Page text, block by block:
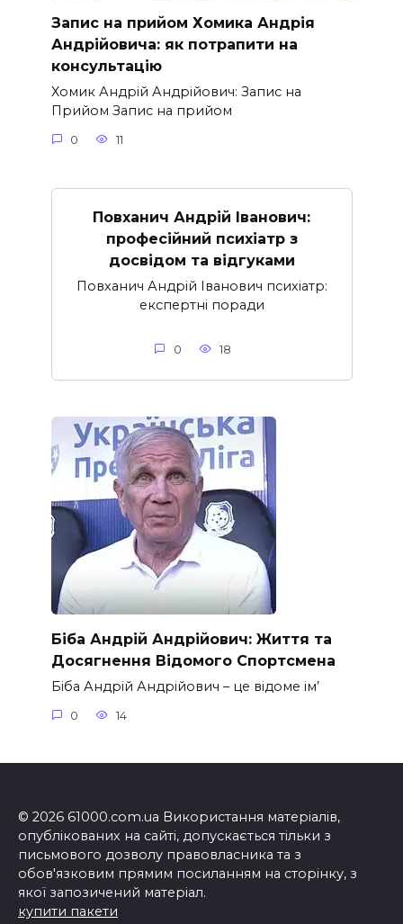
Запис на прийом Хомика Андрія
Андрійовича: як потрапити на
консультацію
Хомик Андрій Андрійович: Запис на
Прийом Запис на прийом
0 11
Повханич Андрій Іванович:
професійний психіатр з
досвідом та відгуками
Повханич Андрій Іванович психіатр:
експертні поради
0 18
Біба Андрій Андрійович: Життя та
Досягнення Відомого Спортсмена
Біба Андрій Андрійович – це відоме ім’
0 14
© 2026 61000.com.ua Використання матеріалів,
опублікованих на сайті, допускається тільки з
письмового дозволу правовласника та з
обов'язковим прямим посиланням на сторінку, з
якої запозичений матеріал.
купити пакети